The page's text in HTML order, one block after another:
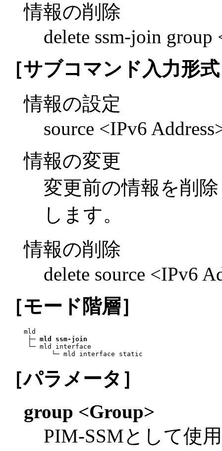
情報の削除
delete ssm-join group
［サブコマンド入力形
情報の設定
source <IPv6
情報の変更
変更前の情報を削
します。
情報の削除
delete source <IPv6
［モード階層］
mld
├─ mld ssm-join
└─ mld interface
       └─ mld interface static
［パラメータ］
group <Group>
PIM-SSMとして使